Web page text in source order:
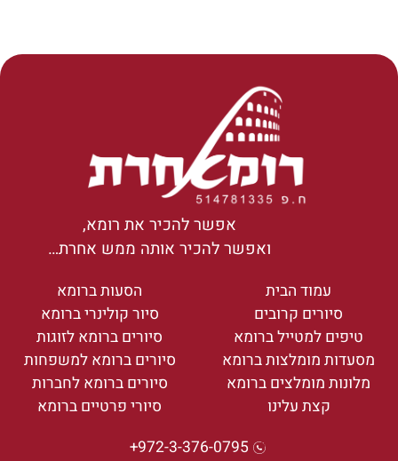
אפשר להכיר את רומא,
ואפשר להכיר אותה ממש אחרת…
עמוד הבית
סיורים קרובים
טיפים למטייל ברומא
מסעדות מומלצות ברומא
מלונות מומלצים ברומא
קצת עלינו
הסעות ברומא
סיור קולינרי ברומא
סיורים ברומא לזוגות
סיורים ברומא למשפחות
סיורים ברומא לחברות
סיורי פרטיים ברומא
972-3-376-0795+